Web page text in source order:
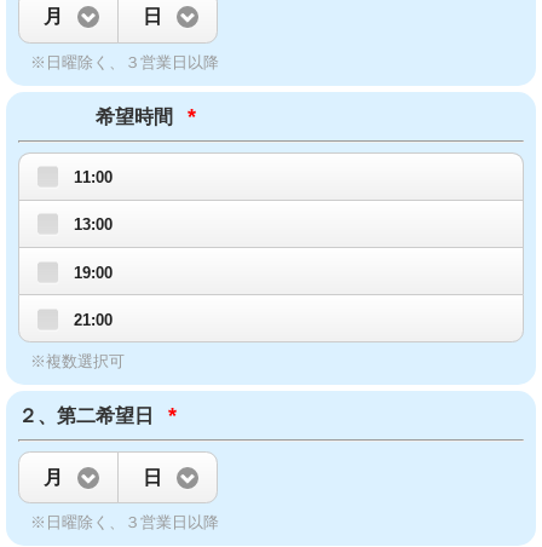
月 日
※日曜除く、３営業日以降
希望時間 *
11:00
13:00
19:00
21:00
※複数選択可
２、第二希望日 *
月 日
※日曜除く、３営業日以降